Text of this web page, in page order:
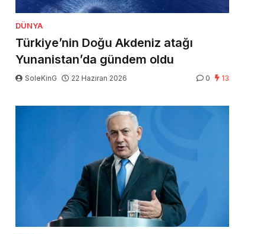
DÜNYA
Türkiye’nin Doğu Akdeniz atağı
Yunanistan’da gündem oldu
SoleKinG 22 Haziran 2026 0 13